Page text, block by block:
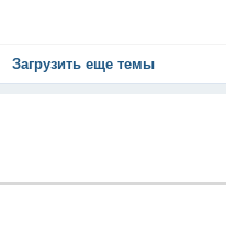
Загрузить еще темы